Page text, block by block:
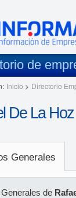
de
Inicio > Directorio
De La
Generales
de